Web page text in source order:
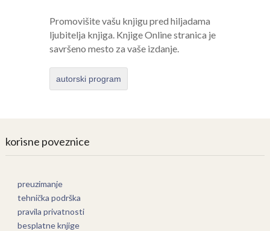
Promovišite vašu knjigu pred hiljadama
ljubitelja knjiga. Knjige Online stranica je
savršeno mesto za vaše izdanje.
autorski program
korisne poveznice
preuzimanje
tehnička podrška
pravila privatnosti
besplatne knjige